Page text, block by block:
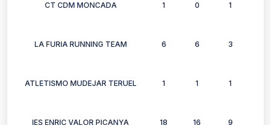
CT CDM MONCADA 1 0 1
LA FURIA RUNNING TEAM 6 6 3
ATLETISMO MUDEJAR TERUEL 1 1 1
IES ENRIC VALOR PICANYA 18 16 9